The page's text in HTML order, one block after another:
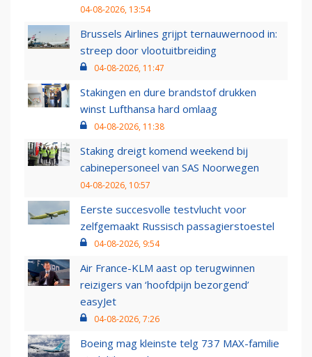
04-08-2026, 13:54
Brussels Airlines grijpt ternauwernood in:
streep door vlootuitbreiding
04-08-2026, 11:47
Stakingen en dure brandstof drukken
winst Lufthansa hard omlaag
04-08-2026, 11:38
Staking dreigt komend weekend bij
cabinepersoneel van SAS Noorwegen
04-08-2026, 10:57
Eerste succesvolle testvlucht voor
zelfgemaakt Russisch passagierstoestel
04-08-2026, 9:54
Air France-KLM aast op terugwinnen
reizigers van ‘hoofdpijn bezorgend’
easyJet
04-08-2026, 7:26
Boeing mag kleinste telg 737 MAX-familie